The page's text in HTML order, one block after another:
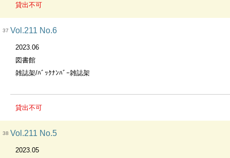
貸出不可
37 Vol.211 No.6
2023.06
図書館
雑誌架/ﾊﾞｯｸﾅﾝﾊﾞｰ雑誌架
貸出不可
38 Vol.211 No.5
2023.05